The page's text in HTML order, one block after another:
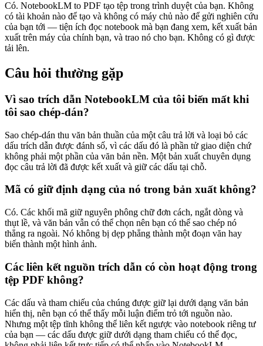
Có. NotebookLM to PDF tạo tệp trong trình duyệt của bạn. Không
có tài khoản nào để tạo và không có máy chủ nào để gửi nghiên cứu
của bạn tới — tiện ích đọc notebook mà bạn đang xem, kết xuất bản
xuất trên máy của chính bạn, và trao nó cho bạn. Không có gì được
tải lên.
Câu hỏi thường gặp
Vì sao trích dẫn NotebookLM của tôi biến mất khi
tôi sao chép-dán?
Sao chép-dán thu văn bản thuần của một câu trả lời và loại bỏ các
dấu trích dẫn được đánh số, vì các dấu đó là phần tử giao diện chứ
không phải một phần của văn bản nền. Một bản xuất chuyên dụng
đọc câu trả lời đã được kết xuất và giữ các dấu tại chỗ.
Mã có giữ định dạng của nó trong bản xuất không?
Có. Các khối mã giữ nguyên phông chữ đơn cách, ngắt dòng và
thụt lề, và văn bản vẫn có thể chọn nên bạn có thể sao chép nó
thẳng ra ngoài. Nó không bị dẹp phẳng thành một đoạn văn hay
biến thành một hình ảnh.
Các liên kết nguồn trích dẫn có còn hoạt động trong
tệp PDF không?
Các dấu và tham chiếu của chúng được giữ lại dưới dạng văn bản
hiển thị, nên bạn có thể thấy mỗi luận điểm trỏ tới nguồn nào.
Nhưng một tệp tĩnh không thể liên kết ngược vào notebook riêng tư
của bạn — các dấu được giữ dưới dạng tham chiếu có thể đọc,